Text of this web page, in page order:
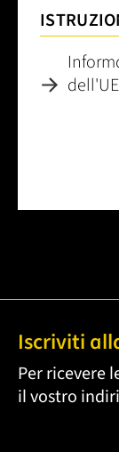
Iscriviti
Per ricevere
il vostro